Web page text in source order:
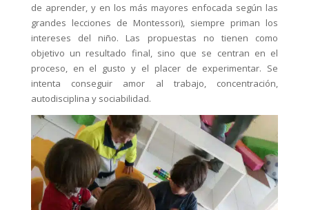
de aprender, y en los más mayores enfocada según las
grandes lecciones de Montessori), siempre priman los
intereses del niño. Las propuestas no tienen como
objetivo un resultado final, sino que se centran en el
proceso, en el gusto y el placer de experimentar. Se
intenta conseguir amor al trabajo, concentración,
autodisciplina y sociabilidad.